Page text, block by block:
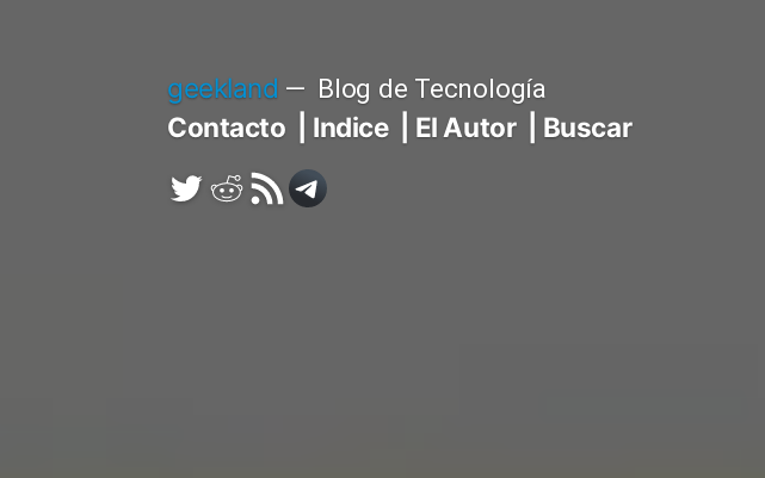
geekland Blog de Tecnología
Contacto Indice El Autor Buscar
TwitterReddit
RSSTelegram